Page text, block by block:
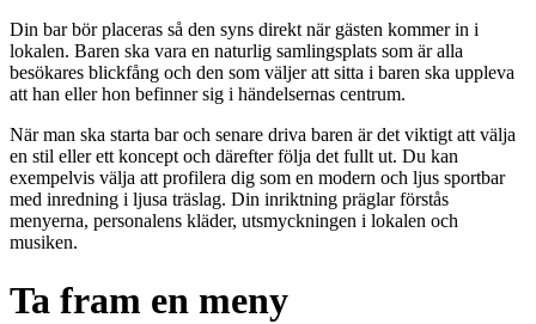
Din bar bör placeras så den syns direkt när gästen kommer in i
lokalen. Baren ska vara en naturlig samlingsplats som är alla
besökares blickfång och den som väljer att sitta i baren ska uppleva
att han eller hon befinner sig i händelsernas centrum.
När man ska starta bar och senare driva baren är det viktigt att välja
en stil eller ett koncept och därefter följa det fullt ut. Du kan
exempelvis välja att profilera dig som en modern och ljus sportbar
med inredning i ljusa träslag. Din inriktning präglar förstås
menyerna, personalens kläder, utsmyckningen i lokalen och
musiken.
Ta fram en meny